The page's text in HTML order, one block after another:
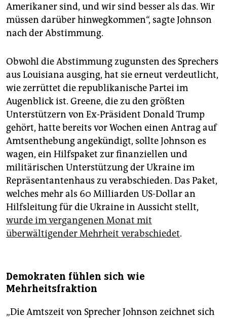
Amerikaner sind, und wir sind besser als das. Wir
müssen darüber hinwegkommen“, sagte Johnson
nach der Abstimmung.
Obwohl die Abstimmung zugunsten des Sprechers
aus Louisiana ausging, hat sie erneut verdeutlicht,
wie zerrüttet die republikanische Partei im
Augenblick ist. Greene, die zu den größten
Unterstützern von Ex-Präsident Donald Trump
gehört, hatte bereits vor Wochen einen Antrag auf
Amtsenthebung angekündigt, sollte Johnson es
wagen, ein Hilfspaket zur finanziellen und
militärischen Unterstützung der Ukraine im
Repräsentantenhaus zu verabschieden. Das Paket,
welches mehr als 60 Milliarden US-Dollar an
Hilfsleitung für die Ukraine in Aussicht stellt,
wurde im vergangenen Monat mit
überwältigender Mehrheit verabschiedet.
Demokraten fühlen sich wie
Mehrheitsfraktion
„Die Amtszeit von Sprecher Johnson zeichnet sich